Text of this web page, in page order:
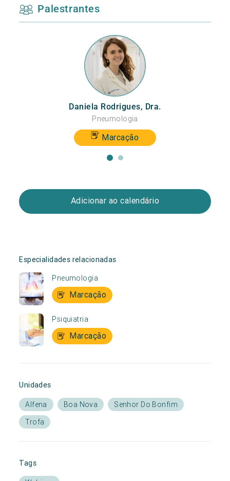
Palestrantes
Daniela Rodrigues, Dra.
Pneumologia
Marcação
Adicionar ao calendário
Especialidades relacionadas
Pneumologia
Marcação
Psiquiatria
Marcação
Unidades
Alfena Boa Nova
Senhor Do Bonfim
Trofa
Tags